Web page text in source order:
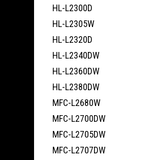
HL-L2300D
HL-L2305W
HL-L2320D
HL-L2340DW
HL-L2360DW
HL-L2380DW
MFC-L2680W
MFC-L2700DW
MFC-L2705DW
MFC-L2707DW